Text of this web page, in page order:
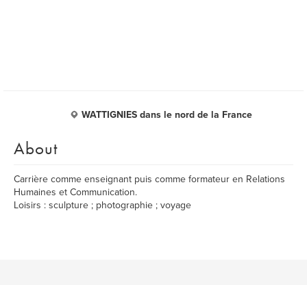
WATTIGNIES dans le nord de la France
About
Carrière comme enseignant puis comme formateur en Relations
Humaines et Communication.
Loisirs : sculpture ; photographie ; voyage